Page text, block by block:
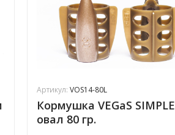
Артикул: VOS14-80L
Кормушка VEGaS SIMPLE
овал 80 гр.